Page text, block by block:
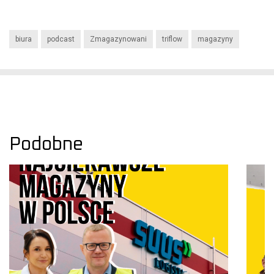
biura podcast Zmagazynowani triflow magazyny
Podobne